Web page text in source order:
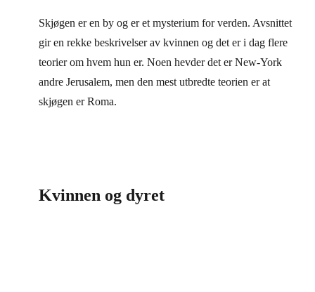
Skjøgen er en by og er et mysterium for verden. Avsnittet
gir en rekke beskrivelser av kvinnen og det er i dag flere
teorier om hvem hun er. Noen hevder det er New-York
andre Jerusalem, men den mest utbredte teorien er at
skjøgen er Roma.
Kvinnen og dyret